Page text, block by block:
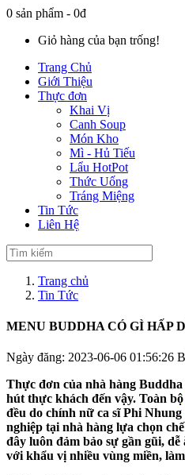
0 sản phẩm - 0đ
Giỏ hàng của bạn trống!
Trang Chủ
Giới Thiệu
Thực đơn
Khai Vị
Canh Soup
Món Kho
Mì - Hủ Tiếu
Lẩu HotPot
Thức Uống
Tráng Miệng
Tin Tức
Liên Hệ
Trang chủ
Tin Tức
MENU BUDDHA CÓ GÌ HẤP
Ngày đăng: 2023-06-06 01:56:26
Thực đơn của nhà hàng
hút thực khách đến vậy. Toàn bộ
đều do chính nữ ca sĩ Phi Nhung
nghiệp tại nhà hàng lựa chọn
đây luôn đảm bảo sự gần gũi,
với khẩu vị nhiều vùng miền,